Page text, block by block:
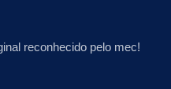
reconhecido pelo mec!